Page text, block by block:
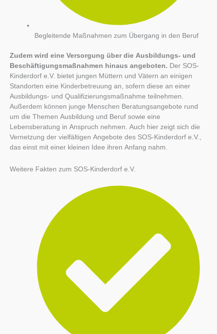
Begleitende Maßnahmen zum Übergang in den Beruf
Zudem wird eine Versorgung über die Ausbildungs- und
Beschäftigungsmaßnahmen hinaus angeboten. Der SOS-
Kinderdorf e.V. bietet jungen Müttern und Vätern an einigen
Standorten eine Kinderbetreuung an, sofern diese an einer
Ausbildungs- und Qualifizierungsmaßnahme teilnehmen.
Außerdem können junge Menschen Beratungsangebote rund
um die Themen Ausbildung und Beruf sowie eine
Lebensberatung in Anspruch nehmen. Auch hier zeigt sich die
Vernetzung der vielfältigen Angebote des SOS-Kinderdorf e.V.,
das einst mit einer kleinen Idee ihren Anfang nahm.
Weitere Fakten zum SOS-Kinderdorf e.V.